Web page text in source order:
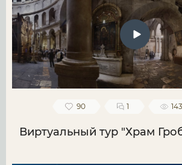
90 1
Виртуальный тур "Храм